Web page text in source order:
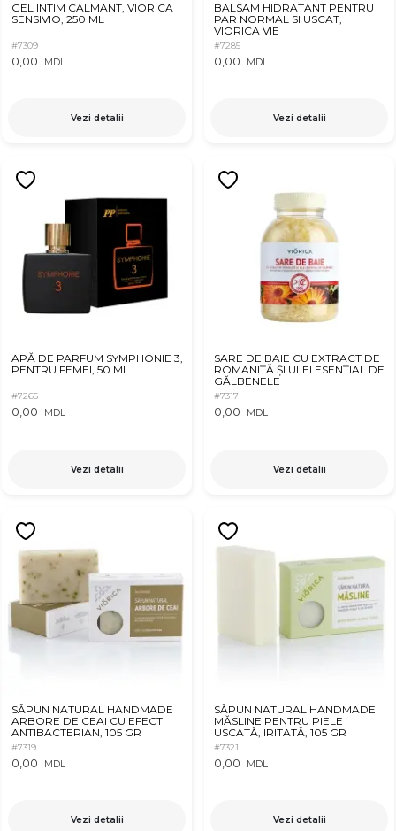
GEL INTIM CALMANT, VIORICA
SENSIVIO, 250 ML
#7309
0,00 MDL
Vezi detalii
BALSAM HIDRATANT PENTRU
PAR NORMAL SI USCAT,
VIORICA VIE
#7285
0,00 MDL
Vezi detalii
APĂ DE PARFUM SYMPHONIE 3,
PENTRU FEMEI, 50 ML
#7265
0,00 MDL
Vezi detalii
SARE DE BAIE CU EXTRACT DE
ROMANIȚĂ ȘI ULEI ESENȚIAL DE
GĂLBENELE
#7317
0,00 MDL
Vezi detalii
SĂPUN NATURAL HANDMADE
ARBORE DE CEAI CU EFECT
ANTIBACTERIAN, 105 GR
#7319
0,00 MDL
Vezi detalii
SĂPUN NATURAL HANDMADE
MĂSLINE PENTRU PIELE
USCATĂ, IRITATĂ, 105 GR
#7321
0,00 MDL
Vezi detalii